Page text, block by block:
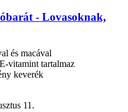
-​ Lovasoknak,
és macával
vitamint tartalmaz
keverék
11.